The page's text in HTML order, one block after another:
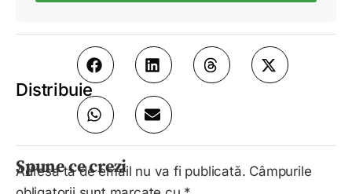
Distribuie
Spune ce crezi
Adresa ta de email nu va fi publicată. Câmpurile